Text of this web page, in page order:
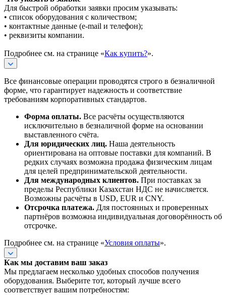
Для быстрой обработки заявки просим указывать:
• список оборудования с количеством;
• контактные данные (e-mail и телефон);
• реквизиты компании.
Подробнее см. на странице «Как купить?».
Все финансовые операции проводятся строго в безналичной
форме, что гарантирует надежность и соответствие
требованиям корпоративных стандартов.
Форма оплаты. Все расчёты осуществляются
исключительно в безналичной форме на основании
выставленного счёта.
Для юридических лиц. Наша деятельность
ориентирована на оптовые поставки для компаний. В
редких случаях возможна продажа физическим лицам
для целей предпринимательской деятельности.
Для международных клиентов. При поставках за
пределы Республики Казахстан НДС не начисляется.
Возможны расчёты в USD, EUR и CNY.
Отсрочка платежа. Для постоянных и проверенных
партнёров возможна индивидуальная договорённость об
отсрочке.
Подробнее см. на странице «Условия оплаты».
Как мы доставим ваш заказ
Мы предлагаем несколько удобных способов получения
оборудования. Выберите тот, который лучше всего
соответствует вашим потребностям: